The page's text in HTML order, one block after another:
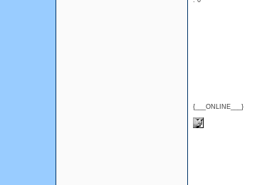
{___ONLINE___}